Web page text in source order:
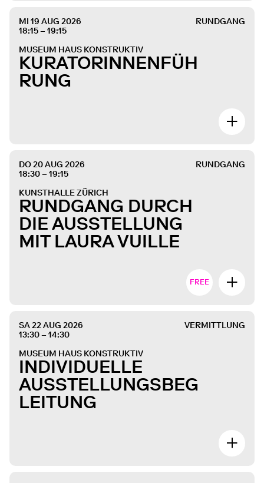
MI 19 AUG 2026
18:15 – 19:15
RUNDGANG
MUSEUM HAUS KONSTRUKTIV
KURATORINNENFÜH
RUNG
DO 20 AUG 2026
18:30 – 19:15
RUNDGANG
KUNSTHALLE ZÜRICH
RUNDGANG DURCH
DIE AUSSTELLUNG
MIT LAURA VUILLE
FREE
SA 22 AUG 2026
13:30 – 14:30
VERMITTLUNG
MUSEUM HAUS KONSTRUKTIV
INDIVIDUELLE
AUSSTELLUNGSBEG
LEITUNG